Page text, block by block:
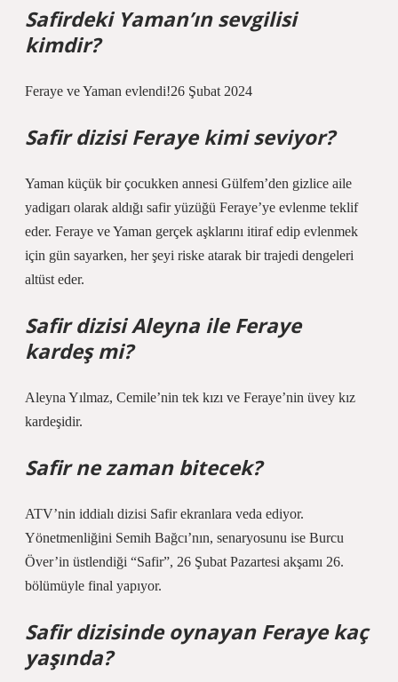
Safirdeki Yaman’ın sevgilisi
kimdir?
Feraye ve Yaman evlendi!26 Şubat 2024
Safir dizisi Feraye kimi seviyor?
Yaman küçük bir çocukken annesi Gülfem’den gizlice aile
yadigarı olarak aldığı safir yüzüğü Feraye’ye evlenme teklif
eder. Feraye ve Yaman gerçek aşklarını itiraf edip evlenmek
için gün sayarken, her şeyi riske atarak bir trajedi dengeleri
altüst eder.
Safir dizisi Aleyna ile Feraye
kardeş mi?
Aleyna Yılmaz, Cemile’nin tek kızı ve Feraye’nin üvey kız
kardeşidir.
Safir ne zaman bitecek?
ATV’nin iddialı dizisi Safir ekranlara veda ediyor.
Yönetmenliğini Semih Bağcı’nın, senaryosunu ise Burcu
Över’in üstlendiği “Safir”, 26 Şubat Pazartesi akşamı 26.
bölümüyle final yapıyor.
Safir dizisinde oynayan Feraye kaç
yaşında?